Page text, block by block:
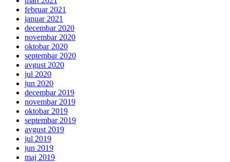
februar 2021
januar 2021
decembar 2020
novembar 2020
oktobar 2020
septembar 2020
avgust 2020
jul 2020
jun 2020
decembar 2019
novembar 2019
oktobar 2019
septembar 2019
avgust 2019
jul 2019
jun 2019
maj 2019